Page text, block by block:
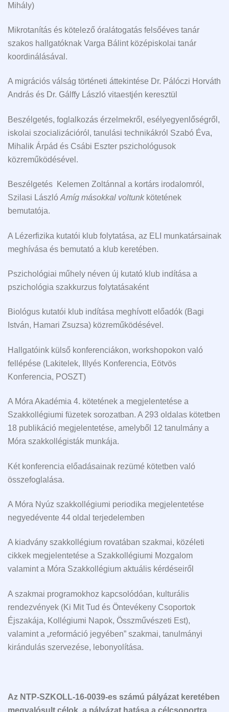
Mihály)
Mikrotanítás és kötelező óralátogatás felsőéves tanár
szakos hallgatóknak Varga Bálint középiskolai tanár
koordinálásával.
A migrációs válság történeti áttekintése Dr. Pálóczi Horváth
András és Dr. Gálffy László vitaestjén keresztül
Beszélgetés, foglalkozás érzelmekről, esélyegyenlőségről,
iskolai szocializációról, tanulási technikákról Szabó Éva,
Mihalik Árpád és Csábi Eszter pszichológusok
közreműködésével.
Beszélgetés Kelemen Zoltánnal a kortárs irodalomról,
Szilasi László Amíg másokkal voltunkkötetének
bemutatója.
A Lézerfizika kutatói klub folytatása, az ELI munkatársainak
meghívása és bemutató a klub keretében.
Pszichológiai műhely néven új kutató klub indítása a
pszichológia szakkurzus folytatásaként
Biológus kutatói klub indítása meghívott előadók (Bagi
István, Hamari Zsuzsa) közreműködésével.
Hallgatóink külső konferenciákon, workshopokon való
fellépése (Lakitelek, Illyés Konferencia, Eötvös
Konferencia, POSZT)
A Móra Akadémia 4. kötetének a megjelentetése a
Szakkollégiumi füzetek sorozatban. A 293 oldalas kötetben
18 publikáció megjelentetése, amelyből 12 tanulmány a
Móra szakkollégisták munkája.
Két konferencia előadásainak rezümé kötetben való
összefoglalása.
A Móra Nyúz szakkollégiumi periodika megjelentetése
negyedévente 44 oldal terjedelemben
A kiadvány szakkollégium rovatában szakmai, közéleti
cikkek megjelentetése a Szakkollégiumi Mozgalom
valamint a Móra Szakkollégium aktuális kérdéseiről
A szakmai programokhoz kapcsolódóan, kulturális
rendezvények (Ki Mit Tud és Öntevékeny Csoportok
Éjszakája, Kollégiumi Napok, Összművészeti Est),
valamint a „reformáció jegyében” szakmai, tanulmányi
kirándulás szervezése, lebonyolítása.
Az NTP-SZKOLL-16-0039-es számú pályázat keretében
megvalósult célok, a pályázat hatása a célcsoportra